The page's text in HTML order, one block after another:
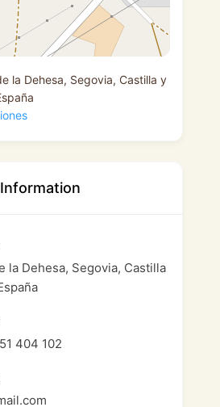
la Dehesa, Segovia, Castilla y
la Dehesa, Segovia, Castilla
404 102